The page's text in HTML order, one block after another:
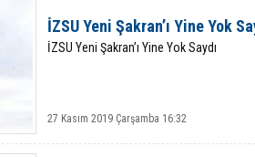
İZSU Yeni Şakran’ı Yine Yok
İZSU Yeni Şakran’ı Yine Yok Saydı
27 Kasım 2019 Çarşamba 16:32